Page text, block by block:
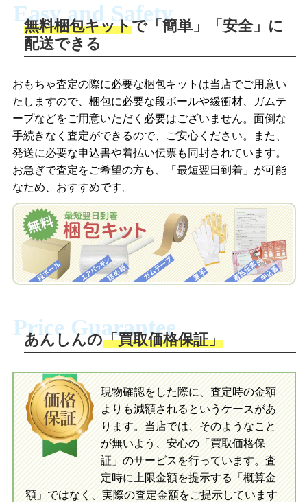
商品撮影
商品を撮影して、査定フォームから画像
を送信します。
梱包キットをメールで申し込み
査定結果をメールで確認し、梱包キット
を申し込みます。梱包キットは送料無料
でお届けします。
自宅でおもちゃを発送・梱包
梱包キットに同封する発送ガイドの手順
送。当店へ無料で発送いただけます。
入金完了
当店に査定したおもちゃがご到着後、ご
指定の口座に即日入金可能です。
買取の流れ 写真の撮影方法
LINEの友だち追加・査定画像を送信
「ジョニージョイLINE査定」を友だちに
追加し、スマートフォンなどのカメラで
撮影したおもちゃの写真をトーク中に送
梱包キットをLINEで申し込み
査定結果をLINEで確認し、梱包キットを
申し込みます。梱包キットは送料無料で
お届けします。
自宅でおもちゃを発送・梱包
ださい。お電話にて集荷依頼を行い発
送。当店へ無料で発送いただけます。
当店に査定したおもちゃがご到着後、ご
指定の口座に即日入金可能です。
初めての方へ LINE査定の流れ 写真の撮影方法
Easy and Safety
無料梱包キットで「簡単」「安全」に
配送できる
おもちゃ査定の際に必要な梱包キットは当店でご用意い
たしますので、梱包に必要な段ボールや緩衝材、ガムテ
ープなどをご用意いただく必要はございません。面倒な
手続きなく査定ができるので、ご安心ください。また、
発送に必要な申込書や着払い伝票も同封されています。
お急ぎで査定をご希望の方も、「最短翌日到着」が可能
なため、おすすめです。
Price Guarantee
あんしんの「買取価格保証」
現物確認をした際に、査定時の金額
よりも減額されるというケースがあ
ります。当店では、そのようなこと
が無いよう、安心の「買取価格保
証」のサービスを行っています。査
定時に上限金額を提示する「概算金
額」ではなく、実際の査定金額をご提示しています